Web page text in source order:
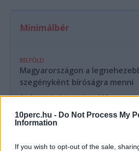
10perc.hu - Do Not Process My
Information
If you wish to opt-out of the sale,
Minimálbér
BELFÖLD
Magyarországon a
szegényként bíróságra menni
Az Amnesty International
bírósághoz fordulni, ezért a
emelését javaso...